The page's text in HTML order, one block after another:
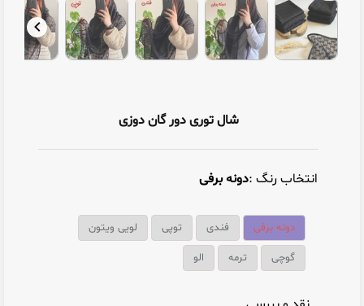
شال توری دور گان دوزی
انتخاب رنگ :دونه برفی
دونه برفی فندی توپی لویی ویتون
گوچی ترمه الو